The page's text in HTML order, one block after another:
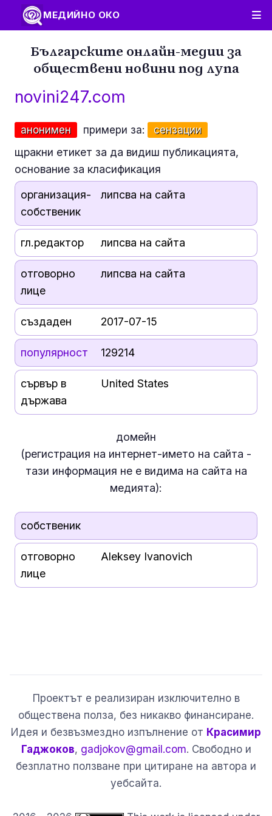
МЕДИЙНО ОКО
Българските онлайн-медии за
обществени новини под лупа
novini247.com
анонимен примери за: сензации
щракни етикет за да видиш публикацията,
основание за класификация
организация-
собственик
липсва на сайта
гл.редактор липсва на сайта
отговорно
лице
липсва на сайта
създаден 2017-07-15
популярност 129214
сървър в
държава
United States
домейн
(регистрация на интернет-името на сайта -
тази информация не евидима на сайта на
медията):
собственик
отговорно
лице
Aleksey Ivanovich
Проектът е реализиран изключително в
обществена полза, без никакво финансиране.
Идея и безвъзмездно изпълнение от Красимир
Гаджоков, gadjokov@gmail.com. Свободно и
безплатно ползване при цитиране на автора и
уебсайта.